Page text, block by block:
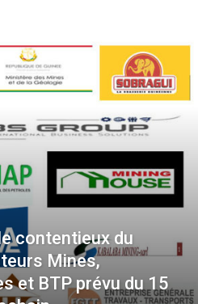
contentieux du
Mines,
et BTP prévu du 15